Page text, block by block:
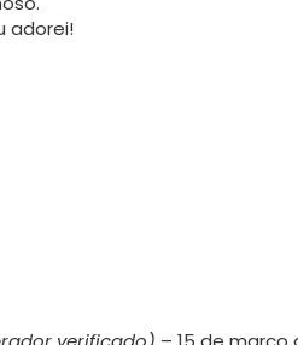
adorei!